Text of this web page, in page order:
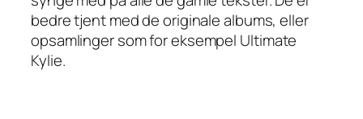
bedre tjent med de originale albums, eller
opsamlinger som for eksempel Ultimate
Kylie.